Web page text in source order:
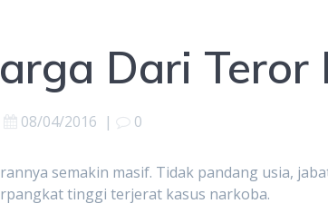
Dari Teror
08/04/2016 | 0
semakin masif. Tidak pandang usia,
tinggi terjerat kasus narkoba.